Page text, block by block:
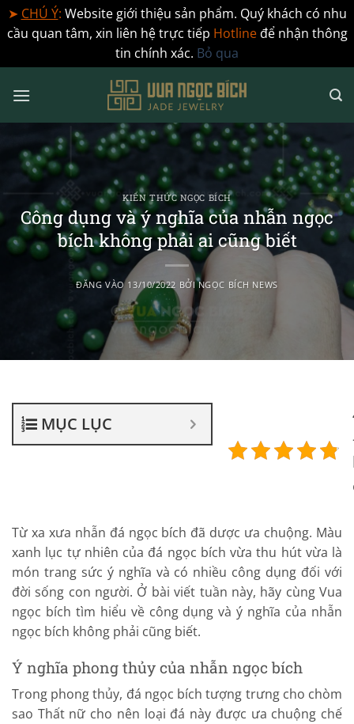
➤ CHÚ Ý: Website giới thiệu sản phẩm. Quý khách có nhu
cầu quan tâm, xin liên hệ trực tiếp Hotlineđể nhận thông
tin chính xác. Bỏ qua
qua
KIẾN THỨC NGỌC BÍCH
Công dụng và ý nghĩa của nhẫn ngọc
bích không phải ai cũng biết
ĐĂNG VÀO 13/10/2022 BỞINGỌC BÍCH NEWS
MỤC LỤC
Từ xa xưa nhẫn đá ngọc bích đã dược ưa chuộng. Màu
xanh lục tự nhiên của đá ngọc bích vừa thu hút vừa là
món trang sức ý nghĩa và có nhiều công dụng đối với
đời sống con người. Ở bài viết tuần này, hãy cùng Vua
ngọc bích tìm hiểu về công dụng và ý nghĩa của nhẫn
ngọc bích không phải cũng biết.
Ý nghĩa phong thủy của nhẫn ngọc bích
Trong phong thủy, đá ngọc bích tượng trưng cho chòm
sao Thất nữ cho nên loại đá này được ưa chuộng chế